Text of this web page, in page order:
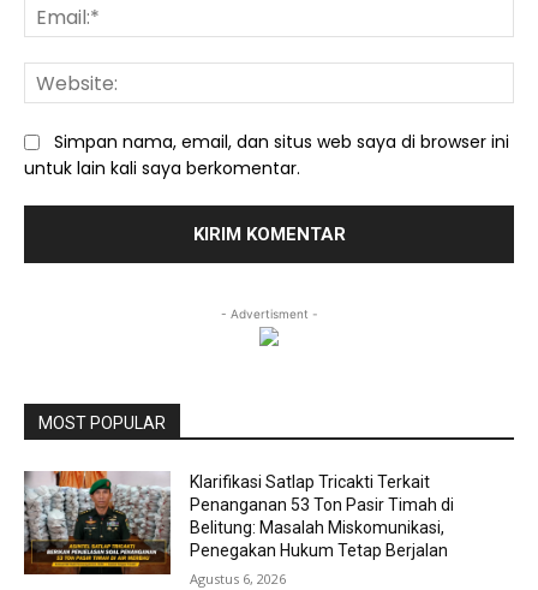
Simpan nama, email, dan situs web saya di browser ini
untuk lain kali saya berkomentar.
- Advertisment -
MOST POPULAR
Klarifikasi Satlap Tricakti Terkait
Penanganan 53 Ton Pasir Timah di
Belitung: Masalah Miskomunikasi,
Penegakan Hukum Tetap Berjalan
Agustus 6, 2026